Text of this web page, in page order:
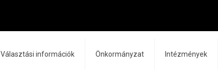
Választási információk Önkormányzat Intézmények